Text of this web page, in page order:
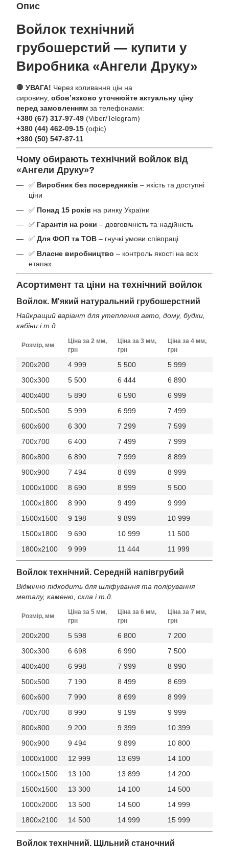
Опис
Войлок технічний
грубошерстий — купити у
Виробника «Ангели Друку»
🛑 УВАГА! Через коливання цін на
сировину, обов’язково уточнюйте актуальну ціну
перед замовленням за телефонами:
+380 (67) 317-97-49 (Viber/Telegram)
+380 (44) 462-09-15 (офіс)
+380 (50) 547-87-11
Чому обирають технічний войлок від
«Ангели Друку»?
✅ Виробник без посередників – якість та доступні
ціни
✅ Понад 15 років на ринку України
✅ Гарантія на роки – довговічність та надійність
✅ Для ФОП та ТОВ – гнучкі умови співпраці
✅ Власне виробництво – контроль якості на всіх
етапах
Асортимент та ціни на технічний войлок
Войлок. М'який натуральний грубошерстний
Найкращий варіант для утеплення авто, дому, будки,
кабіни і т.д.
Розмір, мм
Ціна за 2 мм,
грн
Ціна за 3 мм,
грн
Ціна за 4 мм,
грн
200x200 4 999 5 500
5 999
300x300
5 500 6 444
6 890
400x400
5 890 6 590
6 999
500x500
5 999 6 999
7 499
600x600
6 300 7 299
7 599
700x700
6 400 7 499
7 999
800x800
6 890 7 999
8 899
900x900
7 494 8 699
8 999
1000x1000
8 690 8 999
9 500
1000x1800
8 990 9 499
9 999
1500x1500
9 198 9 899
10 999
1500x1800
9 690 10 999
11 500
1800x2100
9 999 11 444 11 999
Войлок технічний. Середній напівгрубий
Відмінно підходить для шліфування та полірування
металу, каменю, скла і т.д.
Розмір, мм
Ціна за 5 мм,
грн
Ціна за 6 мм,
грн
Ціна за 7 мм,
грн
200x200 5 598 6 800
7 200
300x300
6 698 6 990
7 500
400x400
6 998 7 999
8 990
500x500
7 190 8 499
8 699
600x600
7 990 8 699
8 999
700x700
8 990 9 199
9 999
800x800
9 200 9 399
10 399
900x900
9 494 9 899
10 800
1000x1000
12 999 13 699
14 100
1000x1500
13 100 13 899
14 200
1500x1500
13 300 14 100
14 500
1000x2000
13 500 14 500
14 999
1800x2100
14 500 14 999 15 999
Войлок технічний. Щільний станочний